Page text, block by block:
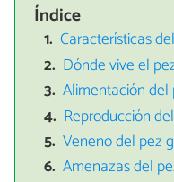
Índice
Características
Dónde vive el
Alimentación
Reproducción
Veneno del pez
Amenazas del